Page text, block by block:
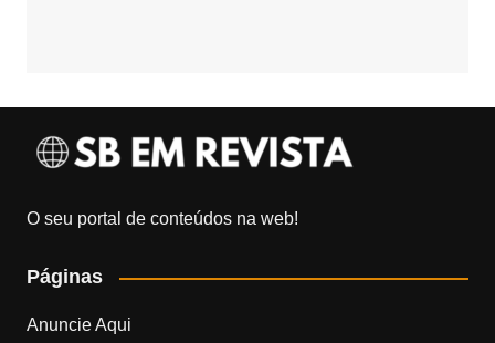
O seu portal de conteúdos na web!
Páginas
Anuncie Aqui